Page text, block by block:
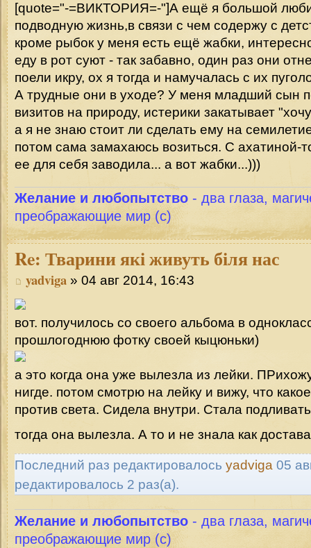
[quote="-=ВИКТОРИЯ=-"]А ещё я большой
подводную жизнь,в связи с чем содержу с
кроме рыбок у меня есть ещё жабки,
еду в рот суют - так забавно, один раз они
поели икру, ох я тогда и намучалась с их
А трудные они в уходе? У меня младший сын
визитов на природу, истерики закатывает
а я не знаю стоит ли сделать ему на
потом сама замахаюсь возиться. С ахатиной-
ее для себя заводила... а вот жабки...)))
Желание и любопытство - два глаза,
преображающие мир (с)
Re: Тварини які живуть біля нас
yadviga » 04 авг 2014, 16:43
вот. получилось со своего альбома в
прошлогоднюю фотку своей кыцюньки)
а это когда она уже вылезла из лейки.
нигде. потом смотрю на лейку и вижу, что
против света. Сидела внутри. Стала
тогда она вылезла. А то и не знала как
Последний раз редактировалось yadviga 05
редактировалось 2 раз(а).
Желание и любопытство - два глаза,
преображающие мир (с)